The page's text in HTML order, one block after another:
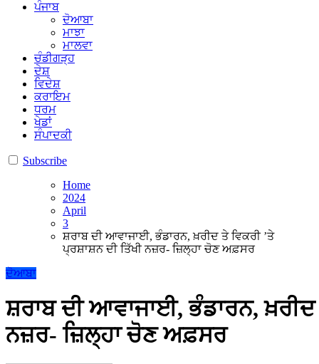
ਪੰਜਾਬ
ਦੋਆਬਾ
ਮਾਝਾ
ਮਾਲਵਾ
ਚੰਡੀਗੜ੍ਹ
ਦੇਸ਼
ਵਿਦੇਸ਼
ਕਰਾਇਮ
ਧਰਮ
ਖੇਡਾਂ
ਸੰਪਾਦਕੀ
Subscribe
Home
2024
April
3
ਸ਼ਰਾਬ ਦੀ ਆਵਾਜਾਈ, ਭੰਡਾਰਨ, ਖ਼ਰੀਦ ਤੇ ਵਿਕਰੀ ’ਤੇ
ਪ੍ਰਸ਼ਾਸ਼ਨ ਦੀ ਤਿੱਖੀ ਨਜ਼ਰ- ਜ਼ਿਲ੍ਹਾ ਚੋਣ ਅਫ਼ਸਰ
ਦੋਆਬਾ
ਸ਼ਰਾਬ ਦੀ ਆਵਾਜਾਈ, ਭੰਡਾਰਨ, ਖ਼ਰੀਦ
ਨਜ਼ਰ- ਜ਼ਿਲ੍ਹਾ ਚੋਣ ਅਫ਼ਸਰ